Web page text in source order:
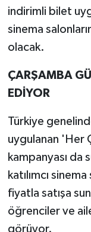
indirimli bilet
sinema
olacak.
ÇARŞAMBA
EDİYOR
Türkiye
uygulanan 'Her
kampanyası da
katılımcı
fiyatla satışa
öğrenciler ve
görüyor.